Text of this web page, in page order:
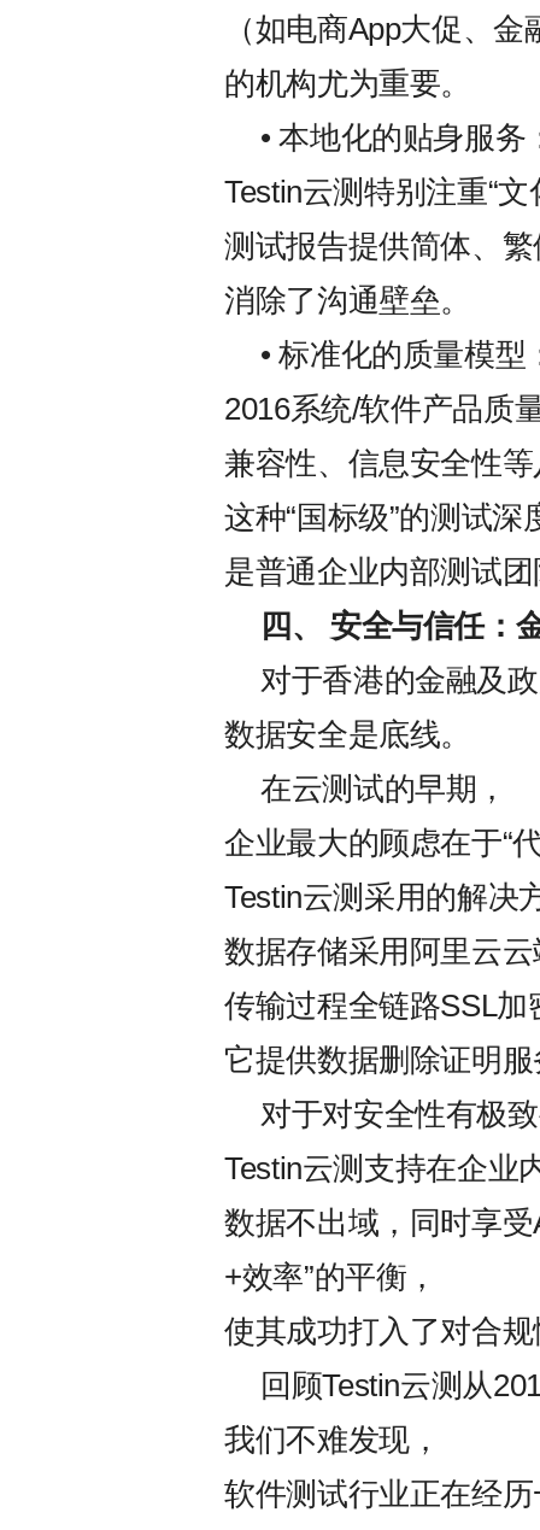
（如电商App大促、
的机构尤为重要。
• 本地化的贴身服
Testin云测特别注重“
测试报告提供简体、
消除了沟通壁垒。
• 标准化的质量模
2016系统/软件产品质
兼容性、信息安全性
这种“国标级”的测试深
是普通企业内部测试
四、 安全与信任：
对于香港的金融及
数据安全是底线。
在云测试的早期，
企业最大的顾虑在于“
Testin云测采用的解决
数据存储采用阿里云
传输过程全链路SSL
它提供数据删除证明
对于对安全性有极
Testin云测支持在企业
数据不出域，同时享
+效率”的平衡，
使其成功打入了对合
回顾Testin云测从
我们不难发现，
软件测试行业正在经历